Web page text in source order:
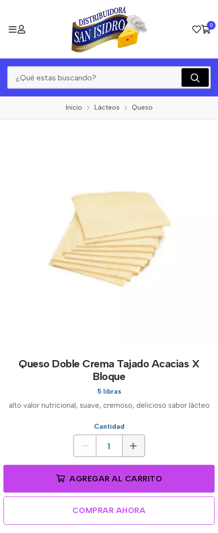
0
Inicio Lácteos Queso
Queso Doble Crema Tajado Acacias X
Bloque
5 libras
alto valor nutricional, suave, cremoso, delicioso sabor lácteo
Cantidad
AGREGAR AL CARRITO
COMPRAR AHORA